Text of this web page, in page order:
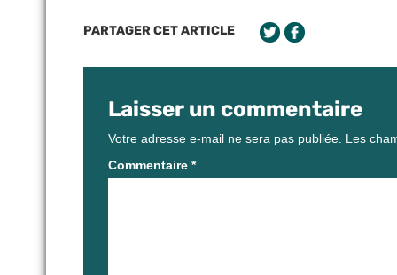
PARTAGER CET ARTICLE
Laisser un commentaire
Votre adresse e-mail ne sera pas publiée. Les
Commentaire *